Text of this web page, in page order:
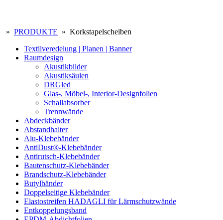
» PRODUKTE » Korkstapelscheiben
Textilveredelung | Planen | Banner
Raumdesign
Akustikbilder
Akustiksäulen
DRGled
Glas-, Möbel-, Interior-Designfolien
Schallabsorber
Trennwände
Abdeckbänder
Abstandhalter
Alu-Klebebänder
AntiDust®-Klebebänder
Antirutsch-Klebebänder
Bautenschutz-Klebebänder
Brandschutz-Klebebänder
Butylbänder
Doppelseitige Klebebänder
Elastostreifen HADAGLI für Lärmschutzwände
Entkoppelungsband